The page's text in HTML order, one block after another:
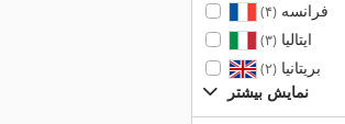
فرانسه(۴)
ایتالیا(۳)
بریتانیا(۲)
نمایش بیشتر